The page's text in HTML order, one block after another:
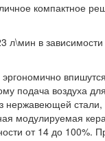
компактное
л\мин в зависимости
подача воздуха
нержавеющей стали,
модулируемая
от 14 до 100%.